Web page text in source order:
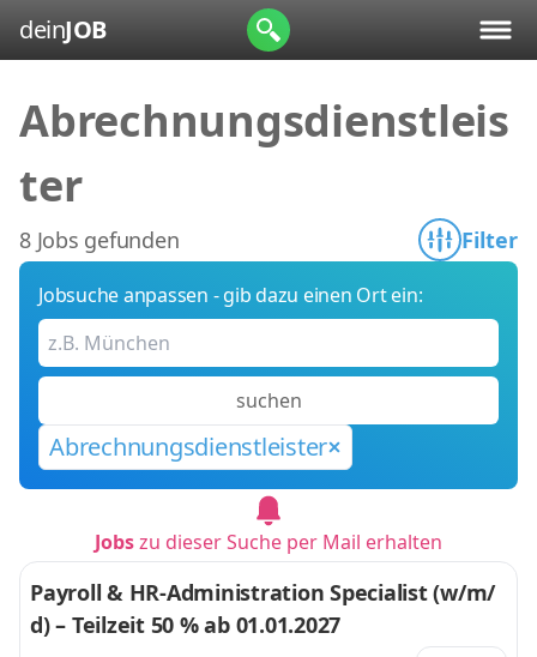
deinJOB
Abrechnungsdienstleis
ter
8 Jobs gefunden Filter
Jobsuche anpassen - gib dazu einen Ort ein:
suchen
Abrechnungsdienstleister
Jobszu dieser Suche per Mail erhalten
Payroll & HR-Administration Specialist (w/m/
d) – Teilzeit 50 % ab 01.01.2027